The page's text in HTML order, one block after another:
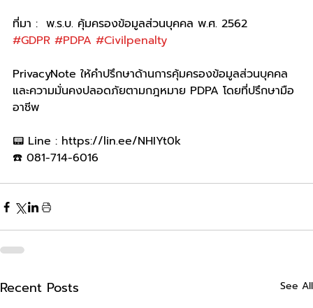
ที่มา :  พ.ร.บ. คุ้มครองข้อมูลส่วนบุคคล พ.ศ. 2562
#GDPR #PDPA #Civilpenalty
PrivacyNote ให้คำปรึกษาด้านการคุ้มครองข้อมูลส่วนบุคคล
และความมั่นคงปลอดภัยตามกฎหมาย PDPA โดยที่ปรึกษามือ
อาชีพ
📟 Line : https://lin.ee/NHIYt0k
☎️ 081-714-6016
Recent Posts See All